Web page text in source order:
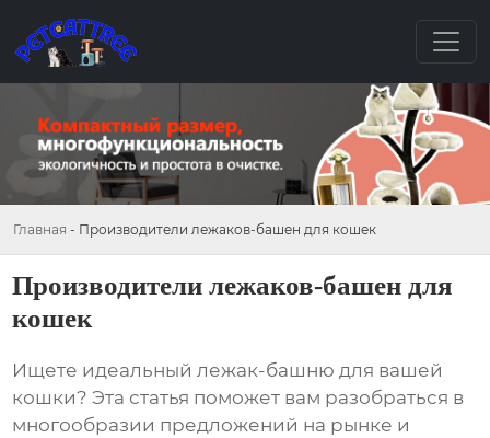
Главная - Производители лежаков-башен для кошек
Производители лежаков-башен для
кошек
Ищете идеальный лежак-башню для вашей
кошки? Эта статья поможет вам разобраться в
многообразии предложений на рынке и